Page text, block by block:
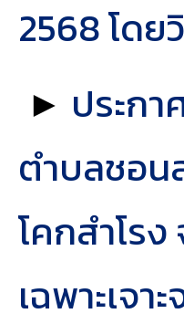
2568 โดย
► ประก
ตำบลชอน
โคกสำโร
เฉพาะเจา